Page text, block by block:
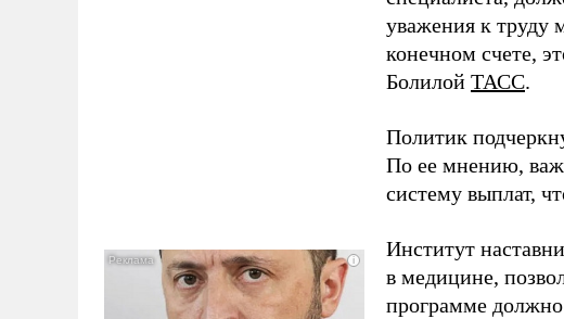
уважения к труду
конечном счете,
Болилой ТАСС.
Политик
По ее мнению,
систему выплат,
Институт
в медицине,
программе